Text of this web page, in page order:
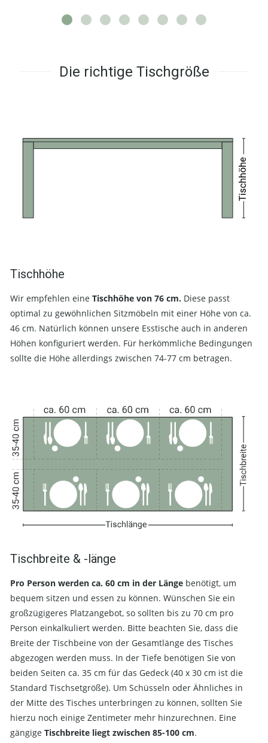
Die richtige Tischgröße
Tischhöhe
Wir empfehlen eine Tischhöhe von 76 cm. Diese passt
optimal zu gewöhnlichen Sitzmöbeln mit einer Höhe von ca.
46 cm. Natürlich können unsere Esstische auch in anderen
Höhen konfiguriert werden. Für herkömmliche Bedingungen
sollte die Höhe allerdings zwischen 74-77 cm betragen.
Tischbreite & -länge
Pro Person werden ca. 60 cm in der Länge benötigt, um
bequem sitzen und essen zu können. Wünschen Sie ein
großzügigeres Platzangebot, so sollten bis zu 70 cm pro
Person einkalkuliert werden. Bitte beachten Sie, dass die
Breite der Tischbeine von der Gesamtlänge des Tisches
abgezogen werden muss. In der Tiefe benötigen Sie von
beiden Seiten ca. 35 cm für das Gedeck (40 x 30 cm ist die
Standard Tischsetgröße). Um Schüsseln oder Ähnliches in
der Mitte des Tisches unterbringen zu können, sollten Sie
hierzu noch einige Zentimeter mehr hinzurechnen. Eine
gängige Tischbreite liegt zwischen 85-100 cm.